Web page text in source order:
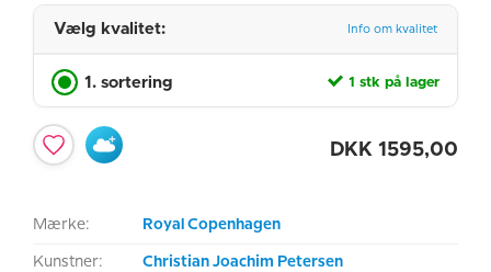
Vælg kvalitet: Info om kvalitet
1. sortering 1 stk på lager
DKK 1595,00
Mærke: Royal Copenhagen
Kunstner: Christian Joachim Petersen